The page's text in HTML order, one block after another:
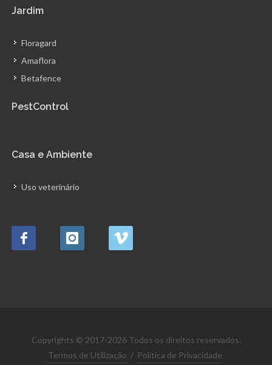
Jardim
Floragard
Amaflora
Betafence
PestControl
Casa e Ambiente
Uso veterinário
Copyrights © 2017-2026 Todos os direitos reservados.
Termos de Utilização / Política de Privacidade